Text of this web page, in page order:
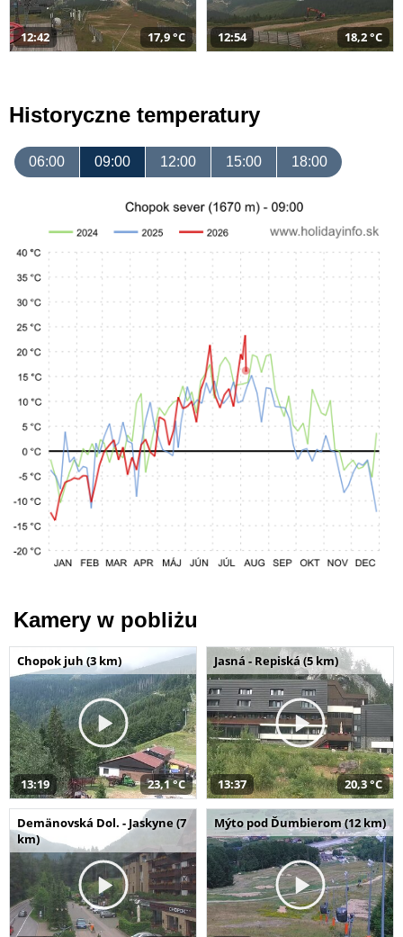
12:42 17,9 °C 12:54 18,2 °C
Historyczne temperatury
06:00 09:00 12:00 15:00 18:00
Kamery w pobliżu
Chopok juh (3 km)
13:19 23,1 °C
Jasná - Repiská (5 km)
13:37 20,3 °C
Demänovská Dol. - Jaskyne (7
km)
Mýto pod Ďumbierom (12 km)